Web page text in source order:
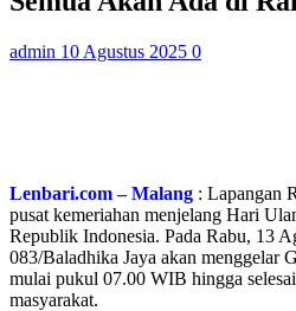
admin 10 Agustus 2025 0
Lenbari.com – Malang : Lapangan
pusat kemeriahan menjelang Hari
Republik Indonesia. Pada Rabu, 13
083/Baladhika Jaya akan menggelar
mulai pukul 07.00 WIB hingga
masyarakat.